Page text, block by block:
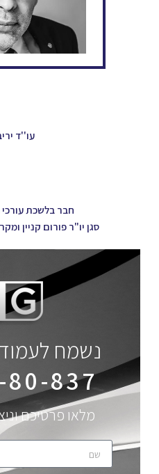
עו''ד
חבר בלשכת עורכי
סגן יו"ר פורום קניין
נשמח
80-837
מלאו פרטיכם